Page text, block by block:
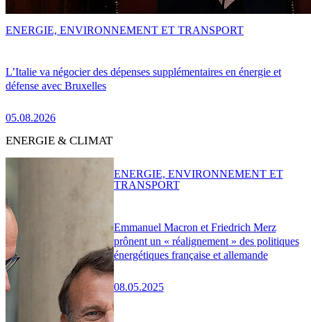
L’Italie va négocier des dépenses supplémentaires en énergie et
défense avec Bruxelles
05.08.2026
ENERGIE, ENVIRONNEMENT ET TRANSPORT
ENERGIE & CLIMAT
Emmanuel Macron et Friedrich Merz
prônent un « réalignement » des politiques
énergétiques française et allemande
08.05.2025
ENERGIE, ENVIRONNEMENT ET
TRANSPORT